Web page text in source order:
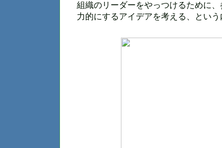
組織のリーダーをやっつけるために
力的にするアイデアを考える、とい